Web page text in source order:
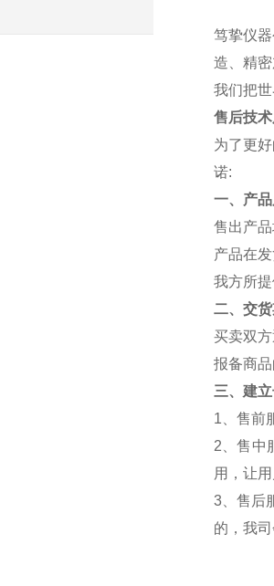
笃挚仪
造、精
我们把
售后技
为了更
诺:
一、产
售出产
产品在
我方所
二、交
买卖双
报备商
三、建
1、售前
2、售中
用，让
3、售后
的，我